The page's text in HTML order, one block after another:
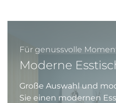
Für genussvolle
Moderne
Große Auswahl und
Sie einen modernen